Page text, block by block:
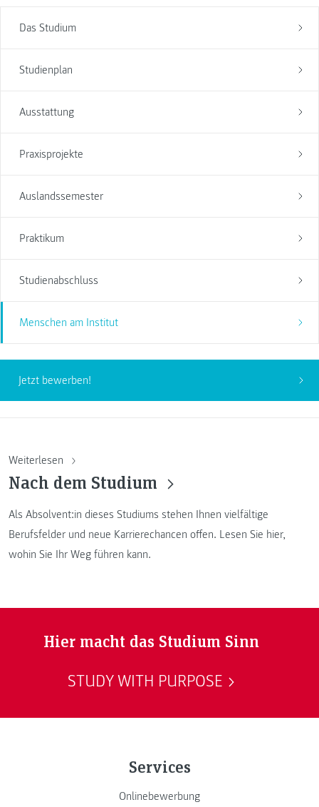
Das Studium
Studienplan
Ausstattung
Praxisprojekte
Auslandssemester
Praktikum
Studienabschluss
Menschen am Institut
Jetzt bewerben!
Weiterlesen
Nach dem Studium
Als Absolvent:in dieses Studiums stehen Ihnen vielfältige
Berufsfelder und neue Karrierechancen offen. Lesen Sie hier,
wohin Sie Ihr Weg führen kann.
Hier macht das Studium Sinn
STUDY WITH PURPOSE
Services
Onlinebewerbung